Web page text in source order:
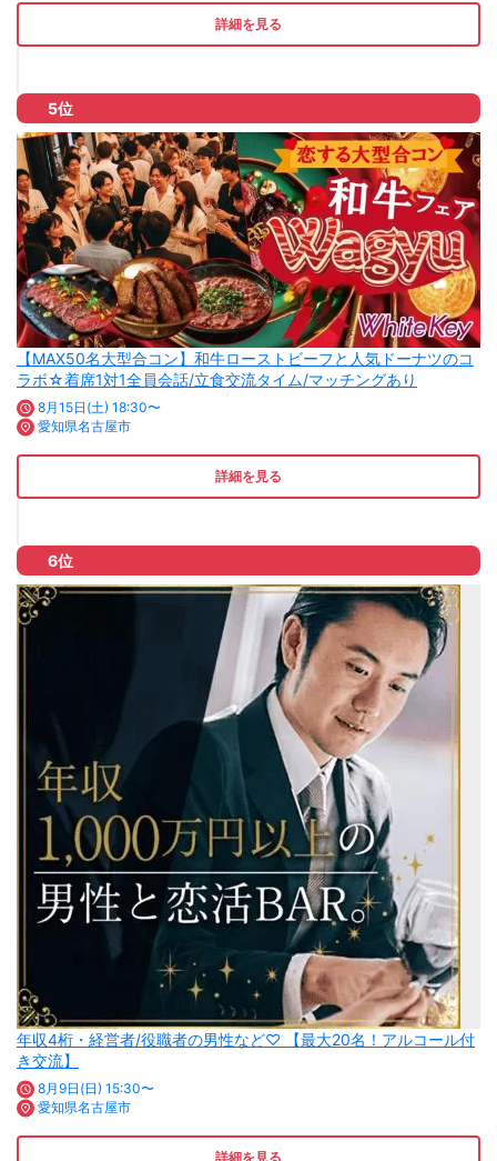
詳細を見る
5位
【MAX50名大型合コン】和牛ローストビーフと人気ドーナツのコ
ラボ☆着席1対1全員会話/立食交流タイム/マッチングあり
8月15日(土) 18:30〜
愛知県名古屋市
詳細を見る
6位
年収4桁・経営者/役職者の男性など♡ 【最大20名！アルコール付
き交流】
8月9日(日) 15:30〜
愛知県名古屋市
詳細を見る